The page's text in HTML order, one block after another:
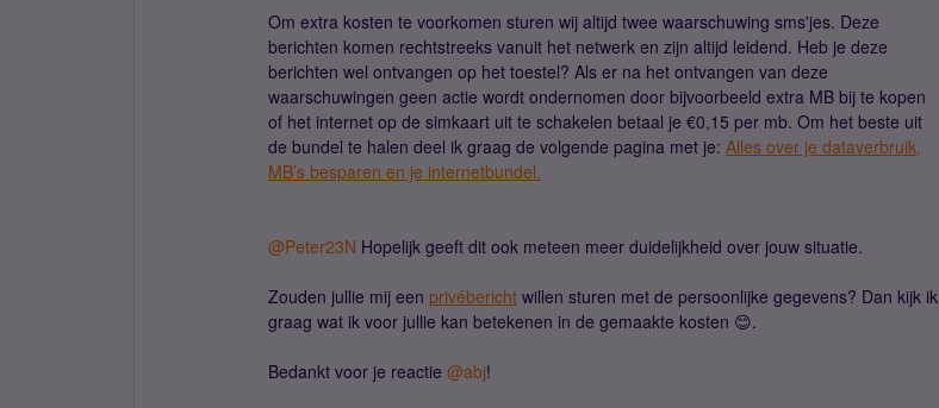
Om extra kosten te voorkomen sturen wij altijd twee waarschuwing sms'jes. Deze
berichten komen rechtstreeks vanuit het netwerk en zijn altijd leidend. Heb je deze
berichten wel ontvangen op het toestel? Als er na het ontvangen van deze
waarschuwingen geen actie wordt ondernomen door bijvoorbeeld extra MB bij te kopen
of het internet op de simkaart uit te schakelen betaal je €0,15 per mb. Om het beste uit
de bundel te halen deel ik graag de volgende pagina met je: Alles over je dataverbruik,
MB’s besparen en je internetbundel.
@Peter23N Hopelijk geeft dit ook meteen meer duidelijkheid over jouw situatie.
Zouden jullie mij een privébericht willen sturen met de persoonlijke gegevens? Dan kijk ik
graag wat ik voor jullie kan betekenen in de gemaakte kosten 😊.
Bedankt voor je reactie @abj!